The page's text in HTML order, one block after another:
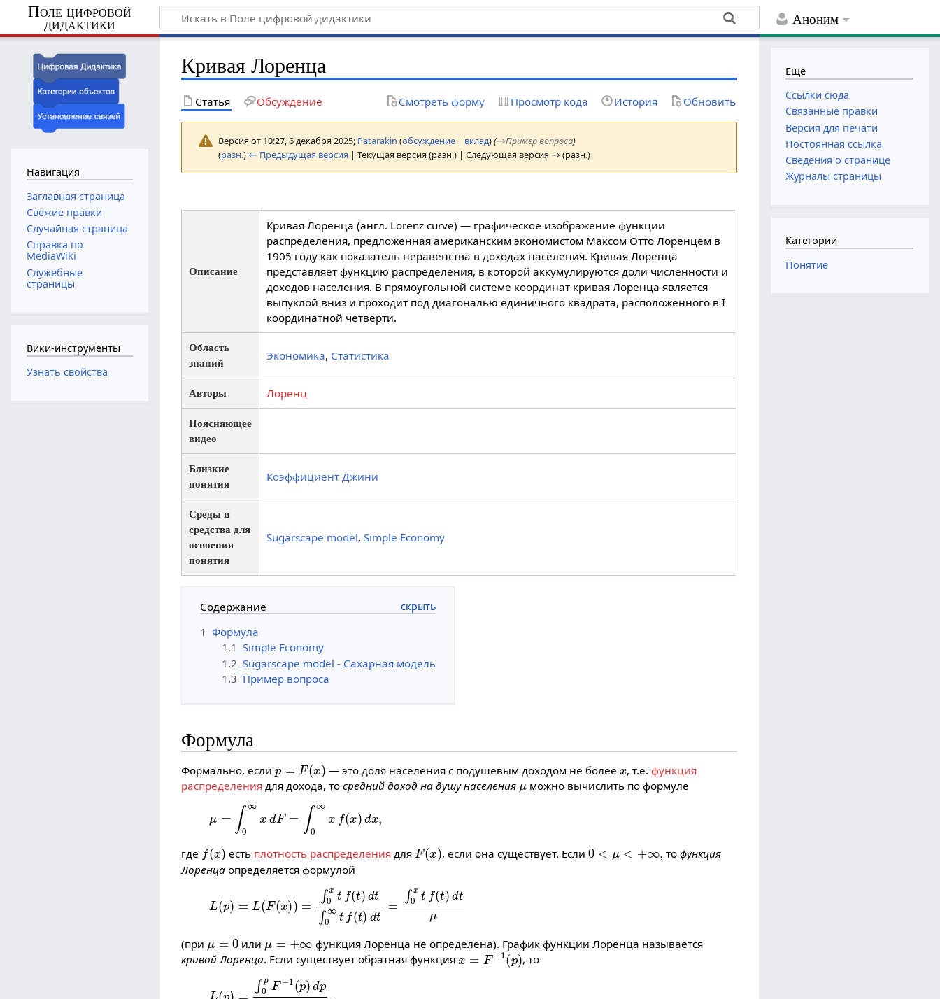
Аноним
Поле цифровой
дидактики
Кривая Лоренца
Статья Обсуждение Смотреть форму Просмотр кода История Обновить
Версия от 10:27, 6 декабря 2025; Patarakin (обсуждение | вклад)(→Пример вопроса)
(разн.) ← Предыдущая версия | Текущая версия (разн.) | Следующая версия → (разн.)
Описание
Кривая Лоренца (англ. Lorenz curve) — графическое изображение функции
распределения, предложенная американским экономистом Максом Отто Лоренцем в
1905 году как показатель неравенства в доходах населения. Кривая Лоренца
представляет функцию распределения, в которой аккумулируются доли численности и
доходов населения. В прямоугольной системе координат кривая Лоренца является
выпуклой вниз и проходит под диагональю единичного квадрата, расположенного в I
координатной четверти.
Область
знаний
Экономика, Статистика
Авторы Лоренц
Поясняющее
видео
Близкие
понятия
Коэффициент Джини
Среды и
средства для
освоения
понятия
Sugarscape model,Simple Economy
Содержание
1 Формула
1.1 Simple Economy
1.2 Sugarscape model - Сахарная модель
1.3 Пример вопроса
Формула
Формально, если
)
— это доля населения с подушевым доходом не более , т.е.функция
распределения для дохода, тосредний доход на душу населения
μ
можно вычислить по формуле
∞xd =∫0 f(x) ,
где
( x
есть плотность распределения для
F(x
, если она существует. Если
0
тофункция
Лоренца определяется формулой
p ) x = ∫ 0 t)d t ∫0∞tf(t =∫0x tf(t)dt
(при или
функция Лоренца не определена). График функции Лоренца называется
кривой Лоренца. Если существует обратная функция
x=F−1(p )
, то
L p ) pF−1(p)dp∫0
Навигация
Заглавная страница
Свежие правки
Случайная страница
Справка по
MediaWiki
Служебные
страницы
Вики-инструменты
Узнать свойства
Ещё
Ссылки сюда
Связанные правки
Версия для печати
Постоянная ссылка
Сведения о странице
Журналы страницы
Категории
Понятие